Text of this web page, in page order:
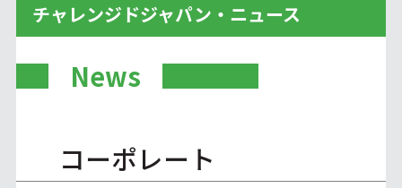
チャレンジドジャパン・ニュース
News
コーポレート